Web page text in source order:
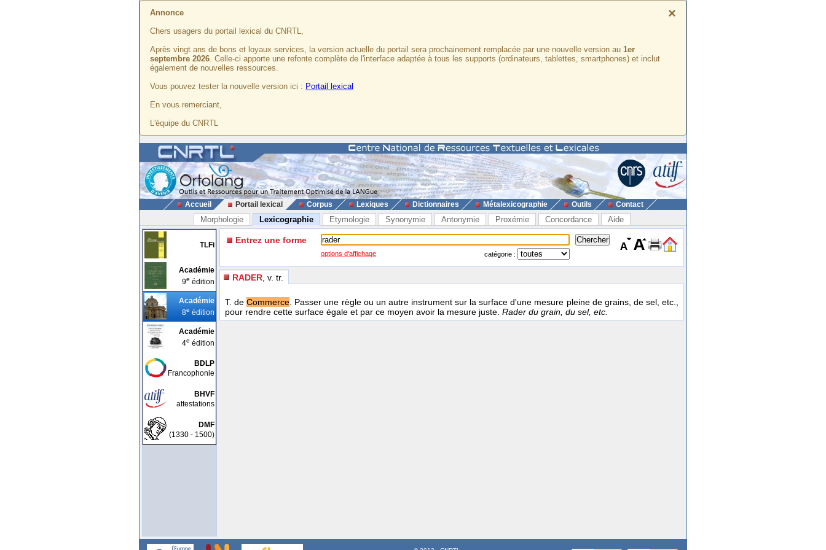
×
Annonce
Chers usagers du portail lexical du CNRTL,
Après vingt ans de bons et loyaux services, la version actuelle du portail sera prochainement remplacée par une nouvelle version au 1er
septembre 2026. Celle-ci apporte une refonte complète de l'interface adaptée à tous les supports (ordinateurs, tablettes, smartphones) et inclut
également de nouvelles ressources.
Vous pouvez tester la nouvelle version ici : Portail lexical
En vous remerciant,
L'équipe du CNRTL
Accueil Portail lexical Corpus Lexiques Dictionnaires Métalexicographie Outils Contact
Morphologie Lexicographie Etymologie Synonymie Antonymie Proxémie Concordance Aide
TLFi
Académie
9e édition
Académie
8e édition
Académie
4e édition
BDLP
Francophonie
BHVF
attestations
DMF
(1330 - 1500)
Entrez une forme
options d'affichage catégorie :
RADER , v. tr.
T. deCommerce. Passer une règle ou un autre instrument sur la surface d'une mesure pleine de grains, de sel, etc.,
pour rendre cette surface égale et par ce moyen avoir la mesure juste. Rader du grain, du sel, etc.